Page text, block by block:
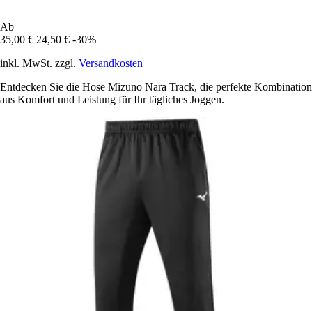
Ab
35,00 € 24,50 € -30%
inkl. MwSt. zzgl. Versandkosten
Entdecken Sie die Hose Mizuno Nara Track, die perfekte Kombination
aus Komfort und Leistung für Ihr tägliches Joggen.